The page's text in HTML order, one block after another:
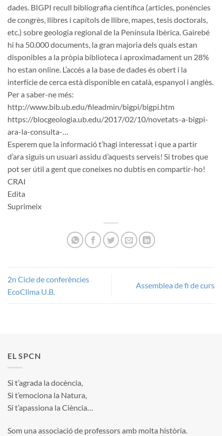
dades. BIGPI recull bibliografia científica (articles, ponències
de congrès, llibres i capítols de llibre, mapes, tesis doctorals,
etc.) sobre geologia regional de la Península Ibèrica. Gairebé
hi ha 50.000 documents, la gran majoria dels quals estan
disponibles a la pròpia biblioteca i aproximadament un 28%
ho estan online. L’accés a la base de dades és obert i la
interfície de cerca està disponible en català, espanyol i anglès.
Per a saber-ne més:
http://www.bib.ub.edu/fileadmin/bigpi/bigpi.htm
https://blocgeologia.ub.edu/2017/02/10/novetats-a-bigpi-
ara-la-consulta-…
Esperem que la informació t’hagi interessat i que a partir
d’ara siguis un usuari assidu d’aquests serveis! Si trobes que
pot ser útil a gent que coneixes no dubtis en compartir-ho!
CRAI
Edita
Suprimeix
2n Cicle de conferències
EcoClima U.B.
Assemblea de fi de curs
EL SPCN
Si t’agrada la docència,
Si t’emociona la Natura,
Si t’apassiona la Ciència…
Som una associació de professors amb molta història.